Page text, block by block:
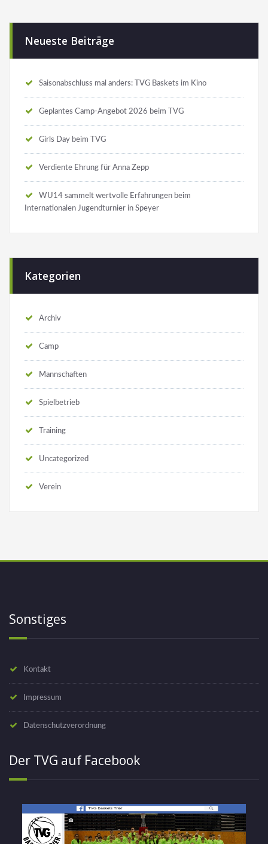
Neueste Beiträge
Saisonabschluss mal anders: TVG Baskets im Kino
Geplantes Camp-Angebot 2026 beim TVG
Girls Day beim TVG
Verdiente Ehrung für Anna Zepp
WU14 sammelt wertvolle Erfahrungen beim
Internationalen Jugendturnier in Speyer
Kategorien
Archiv
Camp
Mannschaften
Spielbetrieb
Training
Uncategorized
Verein
Sonstiges
Kontakt
Impressum
Datenschutzverordnung
Der TVG auf Facebook